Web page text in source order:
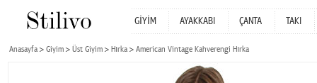
GİYİM AYAKKABI ÇANTA TAKI
Anasayfa Giyim Üst Giyim Hırka American Vintage Kahverengi Hırka